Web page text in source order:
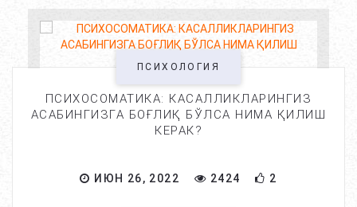
ПСИХОЛОГИЯ
ПСИХОСОМАТИКА: КАСАЛЛИКЛАРИНГИЗ
АСАБИНГИЗГА БОҒЛИҚ БЎЛСА НИМА ҚИЛИШ
КЕРАК?
ИЮН 26, 2022 2424 2